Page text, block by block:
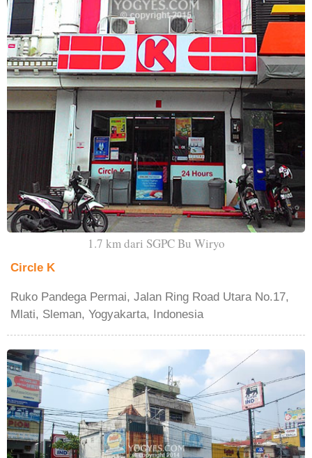
1.7 km dari SGPC Bu Wiryo
Circle K
Ruko Pandega Permai, Jalan Ring Road Utara No.17,
Mlati, Sleman, Yogyakarta, Indonesia